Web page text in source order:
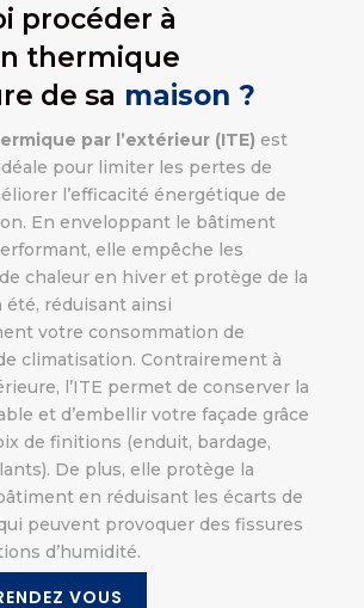
procéder à
thermique
de sa maison ?
par l’extérieur (ITE) est
pour limiter les pertes de
l’efficacité énergétique de
En enveloppant le bâtiment
elle empêche les
chaleur en hiver et protège de la
été, réduisant ainsi
votre consommation de
climatisation. Contrairement à
l’ITE permet de conserver la
et d’embellir votre façade grâce
de finitions (enduit, bardage,
De plus, elle protège la
en réduisant les écarts de
peuvent provoquer des fissures
d’humidité.
VOUS